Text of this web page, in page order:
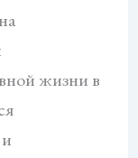
жизни в